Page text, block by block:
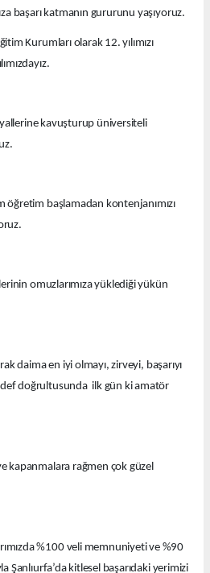
başarı katmanın gururunu yaşıyoruz.
Kurumları olarak 12. yılımızı
kavuşturup üniversiteli
öğretim başlamadan kontenjanımızı
omuzlarımıza yüklediği yükün
daima en iyi olmayı, zirveyi, başarıyı
doğrultusunda ilk gün ki amatör
kapanmalara rağmen çok güzel
%100 veli memnuniyeti ve %90
Şanlıurfa’da kitlesel başarıdaki yerimizi